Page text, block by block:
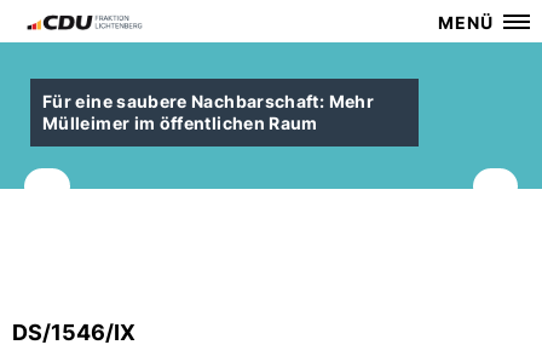
MENÜ
Für eine saubere Nachbarschaft: Mehr
Mülleimer im öffentlichen Raum
DS/1546/IX